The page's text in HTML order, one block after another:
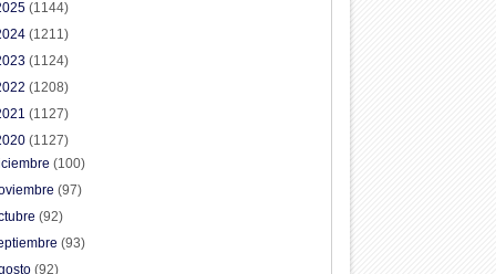
(1144)
(1211)
(1124)
(1208)
(1127)
(1127)
(100)
(97)
(92)
(93)
(92)